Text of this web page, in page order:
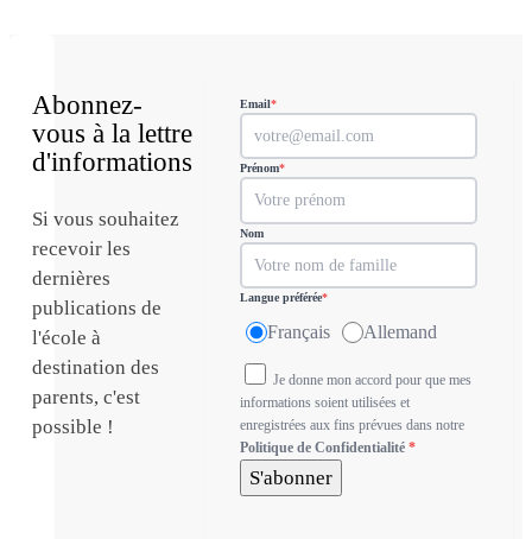
Abonnez-
vous à la lettre
d'informations
Si vous souhaitez
recevoir les
dernières
publications de
l'école à
destination des
parents, c'est
possible !
Email*
Prénom*
Nom
Langue préférée*
Français Allemand
Je donne mon accord pour que mes
informations soient utilisées et
enregistrées aux fins prévues dans notre
Politique de Confidentialité *
S'abonner